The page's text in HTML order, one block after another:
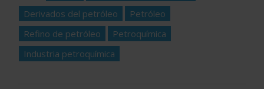
Derivados del petróleo
Petróleo
Refino de petróleo
Petroquímica
Industria petroquímica